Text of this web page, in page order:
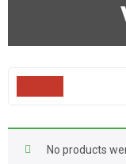
No products